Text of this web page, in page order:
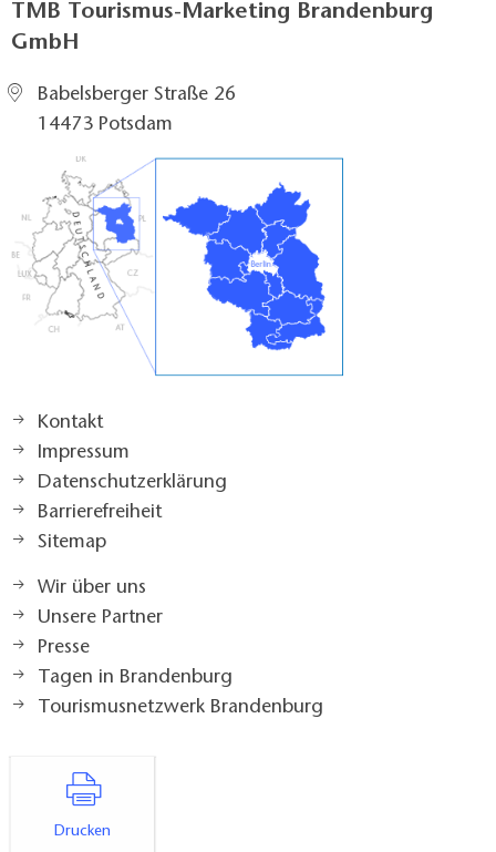
TMB Tourismus-Marketing Brandenburg
GmbH
Babelsberger Straße 26
14473 Potsdam
Kontakt
Impressum
Datenschutzerklärung
Barrierefreiheit
Sitemap
Wir über uns
Unsere Partner
Presse
Tagen in Brandenburg
Tourismusnetzwerk Brandenburg
Drucken